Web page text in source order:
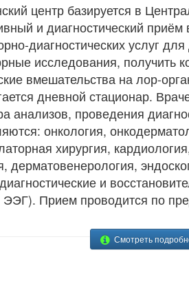
центр базируется в
и диагностический
диагностических услуг
исследования, получить
вмешательства на лор-
дневной стационар.
анализов, проведения
онкология,
хирургия,
дерматовенерология,
и
Прием проводится по
Смотреть